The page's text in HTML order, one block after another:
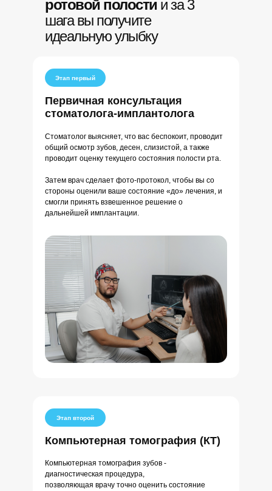
ротовой полости и за 3
шага вы получите
идеальную улыбку
Первичная консультация
стоматолога-имплантолога
Этап первый
Стоматолог выясняет, что вас беспокоит, проводит
общий осмотр зубов, десен, слизистой, а также
проводит оценку текущего состояния полости рта.
Затем врач сделает фото-протокол, чтобы вы со
стороны оценили ваше состояние «до» лечения, и
смогли принять взвешенное решение о
дальнейшей имплантации.
Компьютерная томография зубов -
диагностическая процедура,
позволяющая врачу точно оценить состояние
Этап второй
Компьютерная томография (КТ)